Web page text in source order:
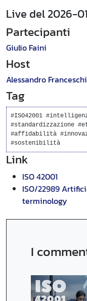
Live del 2026-
Partecipanti
Giulio Faini
Host
Alessandro Franceschi
Tag
#ISO42001
#standardizzazione
#affidabilità
#sostenibilità
Link
ISO 42001
ISO/22989
terminology
I